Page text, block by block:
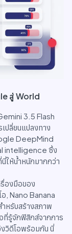
สู่ World
3.5 Flash
ปลี่ยนแปลงทาง
DeepMind
intelligence ซึ่ง
นี่ให้น้ำหนักมากกว่า
องมือของ
, Nano Banana
หรับสร้างสภาพ
ที่รู้จักฟิสิกส์จากการ
วิดีโอพร้อมกัน นี่